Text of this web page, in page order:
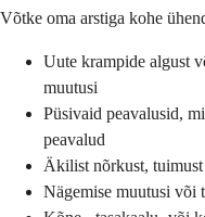
Võtke oma arstiga kohe
Uute krampide algust
muutusi
Püsivaid peavalusid,
peavalud
Äkilist nõrkust,
Nägemise muutusi või